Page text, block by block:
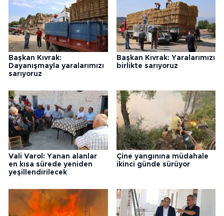
Başkan Kıvrak:
Dayanışmayla yaralarımızı
sarıyoruz
Başkan Kıvrak: Yaralarımızı
birlikte sarıyoruz
Vali Varol: Yanan alanlar
en kısa sürede yeniden
yeşillendirilecek
Çine yangınına müdahale
ikinci günde sürüyor